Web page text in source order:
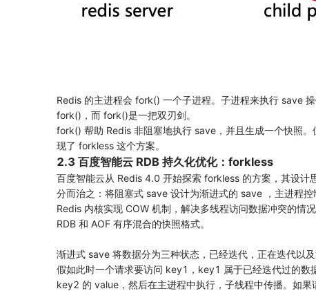
Redis 的主进程会 fork() 一个子进程。子进程来执行 save
fork()，而 fork()是一把双刃剑。
fork() 帮助 Redis 非阻塞地执行 save，并且生成一个快照
现了 forkless 这个方案。
2.3 百度智能云 RDB 持久化优化：forkless
百度智能云从 Redis 4.0 开始探索 forkless 的方案，其设计
分而治之：将阻塞式 save 设计为渐进式的 save ，主进程
Redis 内核实现 COW 机制，解决多线程访问数据冲突的情况
RDB 和 AOF 有序混合的快照格式。
渐进式 save 将数据分为三种状态，已经迭代，正在迭代以
假如此时一个请求要访问 key1，key1 属于已经迭代过的
key2 的 value，然后在主进程中执行，子线程中传播。如